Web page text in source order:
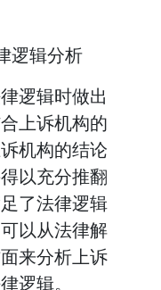
逻辑分析
逻辑时做出
上诉机构的
机构的结论
以充分推翻
了法律逻辑
以从法律解
来分析上诉
逻辑。